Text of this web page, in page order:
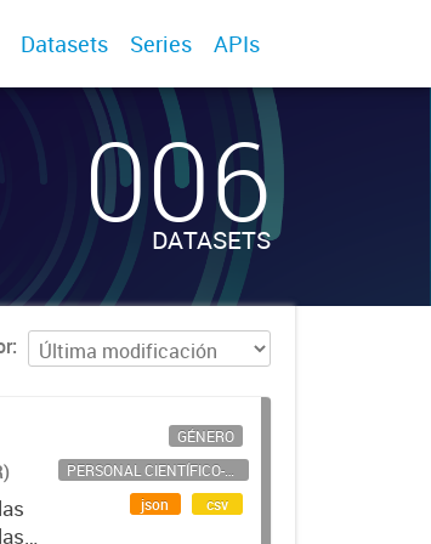
Datasets Series APIs
006
DATASETS
GÉNERO
PERSONAL CIENTÍFICO-TECNOLÓGICO
json
csv